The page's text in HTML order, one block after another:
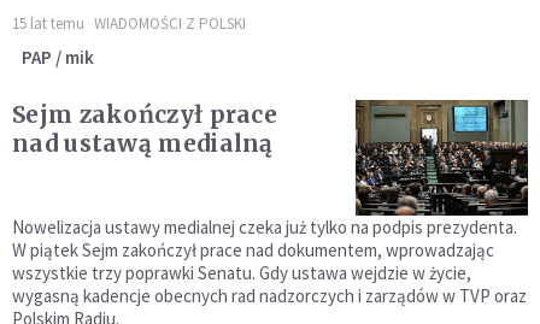
15 lat temu WIADOMOŚCI Z POLSKI
PAP / mik
Sejm zakończył prace
nad ustawą medialną
Nowelizacja ustawy medialnej czeka już tylko na podpis prezydenta.
W piątek Sejm zakończył prace nad dokumentem, wprowadzając
wszystkie trzy poprawki Senatu. Gdy ustawa wejdzie w życie,
wygasną kadencje obecnych rad nadzorczych i zarządów w TVP oraz
Polskim Radiu.